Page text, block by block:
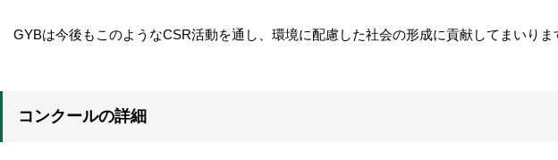
GYBは今後もこのようなCSR活動を通し、環境に配慮した社会の形成に貢献してまいりま
コンクールの詳細